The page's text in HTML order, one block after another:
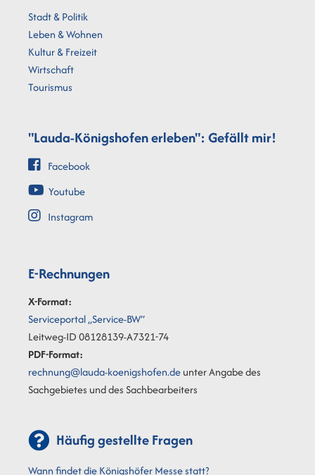
Stadt & Politik
Leben & Wohnen
Kultur & Freizeit
Wirtschaft
Tourismus
"Lauda-Königshofen erleben": Gefällt mir!
Facebook
Youtube
Instagram
E-Rechnungen
X-Format:
Serviceportal „Service-BW“
Leitweg-ID 08128139-A7321-74
PDF-Format:
rechnung@lauda-koenigshofen.deunter Angabe des
Sachgebietes und des Sachbearbeiters
Häufig gestellte Fragen
Wann findet die Königshöfer Messe statt?